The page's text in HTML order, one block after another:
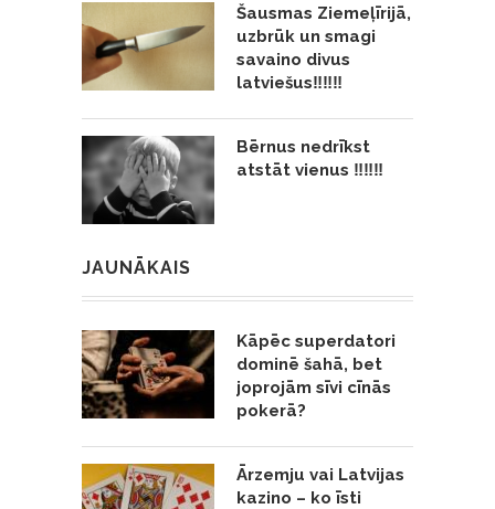
Šausmas Ziemeļīrijā,
uzbrūk un smagi
savaino divus
latviešus‼️‼️‼️
Bērnus nedrīkst
atstāt vienus ‼️‼️‼️
JAUNĀKAIS
Kāpēc superdatori
dominē šahā, bet
joprojām sīvi cīnās
pokerā?
Ārzemju vai Latvijas
kazino – ko īsti